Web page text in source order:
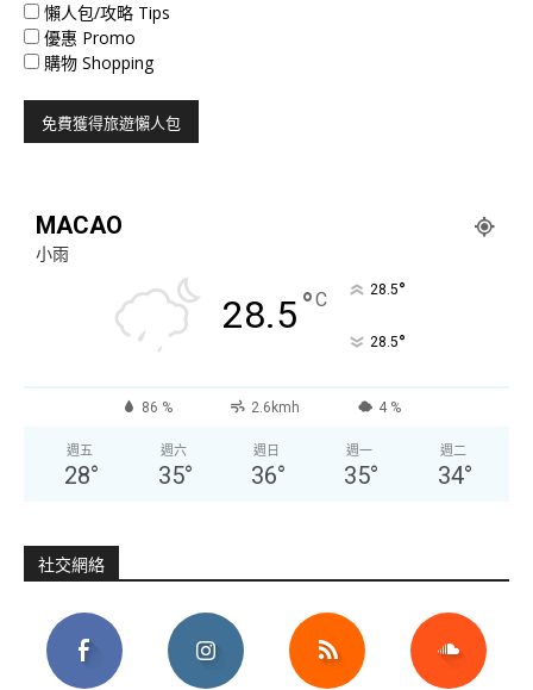
懶人包/攻略 Tips
優惠 Promo
購物 Shopping
MACAO
小雨
28.5°C 28.5°
28.5°
86 % 2.6kmh 4 %
週五
28°
週六
35°
週日
36°
週一
35°
週二
34°
社交網絡